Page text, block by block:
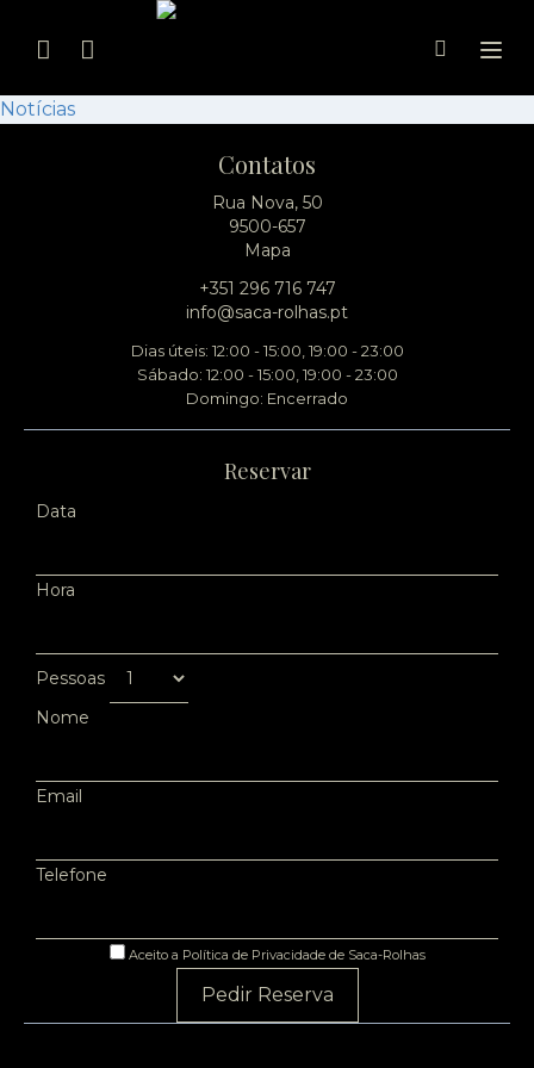
Notícias
Contatos
Rua Nova, 50
9500-657
Mapa
+351 296 716 747
info@saca-rolhas.pt
Dias úteis: 12:00 - 15:00, 19:00 - 23:00
Sábado: 12:00 - 15:00, 19:00 - 23:00
Domingo: Encerrado
Reservar
Data
Hora
Pessoas
Nome
Email
Telefone
Aceito a Política de Privacidade de Saca-Rolhas
Pedir Reserva